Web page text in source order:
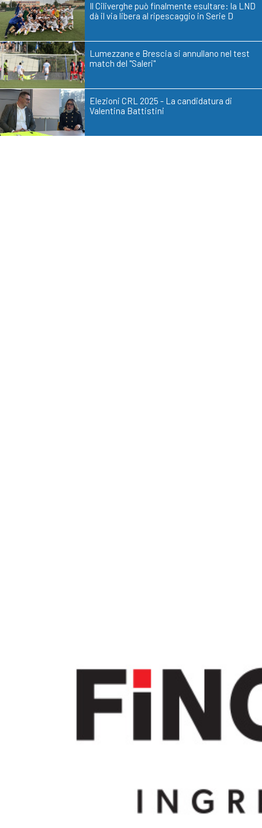
Il Ciliverghe può finalmente esultare: la LND
dà il via libera al ripescaggio in Serie D
Lumezzane e Brescia si annullano nel test
match del "Saleri"
Elezioni CRL 2025 - La candidatura di
Valentina Battistini